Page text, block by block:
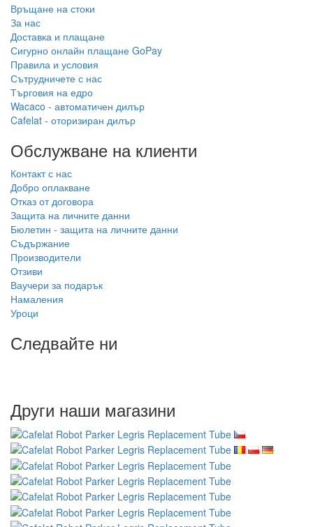
Връщане на стоки
За нас
Доставка и плащане
Сигурно онлайн плащане GoPay
Правила и условия
Сътрудничете с нас
Търговия на едро
Wacaco - автоматичен дилър
Cafelat - оторизиран дилър
Обслужване на клиенти
Контакт с нас
Добро оплакване
Отказ от договора
Защита на личните данни
Бюлетин - защита на личните данни
Съдържание
Производители
Отзиви
Ваучери за подарък
Намаления
Уроци
Следвайте ни
Други наши магазини